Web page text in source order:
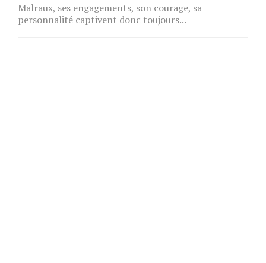
Malraux, ses engagements, son courage, sa
personnalité captivent donc toujours...